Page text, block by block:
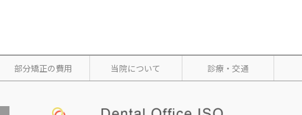
部分矯正の費用 当院について 診療・交通